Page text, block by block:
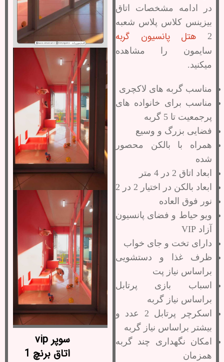
در ادامه مشخصات اتاق
بیزینس کلاس پلاس شعبه
2
هتل پانسیون گربه
سایمون را مشاهده
میکنید.
مناسب گربه های لاکچری
مناسب برای خانواده های
پرجمعیت تا 5 گربه
فضایی بزرگ و وسیع
همراه با بالکن محصور
شده
ابعاد اتاق 2 در 4 متر
ابعاد بالکن در اختیار 2 در 2
نور فوق العاده
ویو حیاط و فضای پانسیون
آزاد VIP
دارای تخت و جای خواب
ظرف غذا و دستشویی
براساس نیاز پت
اسباب بازی پرتابل
براساس نیاز گربه
اسکرچر پرتابل 2 عدد و
بیشتر براساس نیاز گربه
امکان نگهداری چند گربه
همزمان
سوپر vip
اتاق برنچ 1